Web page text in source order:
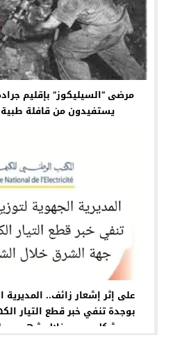
مرضى “السيليكوز” بإقليم
يستفيدون من قافلة
على إثر إشعار زائف.. المديرية
بوجدة تنفي خبر قطع التيار
بشكل يومي خلال شهري